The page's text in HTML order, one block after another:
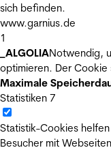
sich befinden.
www.garnius.de
1
_ALGOLIANotwendig,
optimieren. Der Cookie
Maximale
Statistiken 7
Statistik-Cookies
Besucher mit